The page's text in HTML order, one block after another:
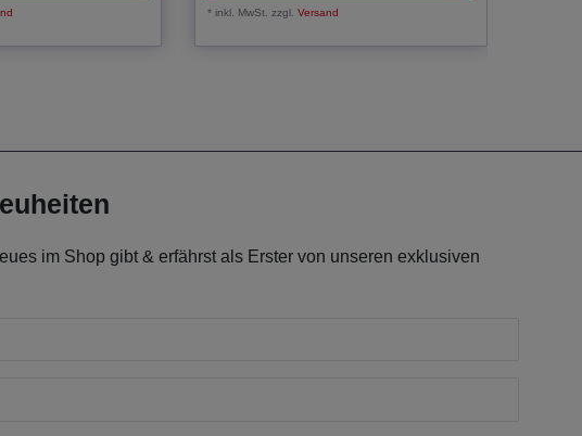
*inkl. MwSt. zzgl.Versand
im Shop gibt & erfährst als Erster von unseren exklusiven